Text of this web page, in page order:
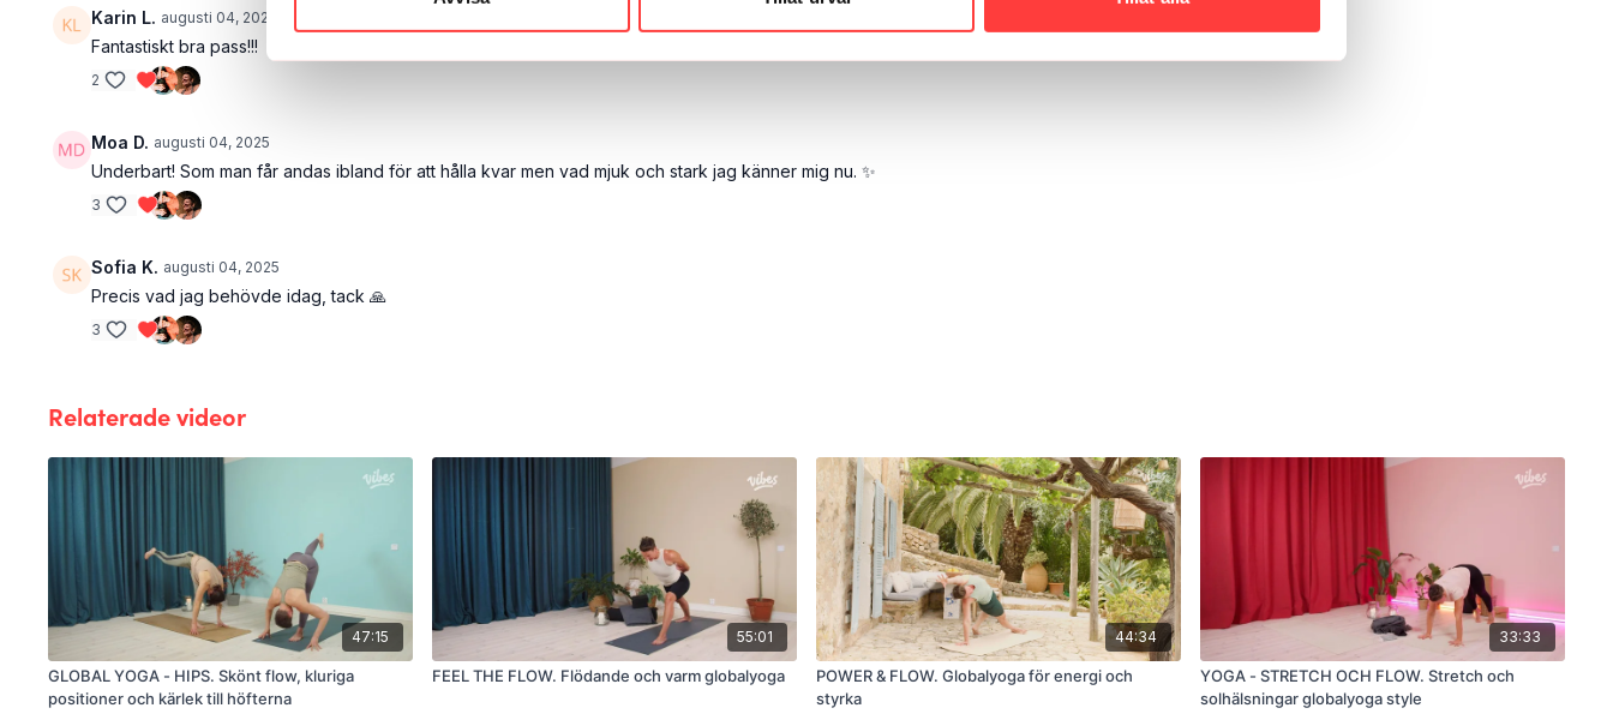
Karin L. augusti 04, 2025
Fantastiskt bra pass!!!
2
Moa D. augusti 04, 2025
Underbart! Som man får andas ibland för att hålla kvar men vad mjuk och stark jag känner mig nu. ✨
3
Sofia K. augusti 04, 2025
Precis vad jag behövde idag, tack 🙏
3
Relaterade videor
47:15
GLOBAL YOGA - HIPS. Skönt flow, kluriga
positioner och kärlek till höfterna
55:01
FEEL THE FLOW. Flödande och varm globalyoga
44:34
POWER & FLOW. Globalyoga för energi och
styrka
33:33
YOGA - STRETCH OCH FLOW. Stretch och
solhälsningar globalyoga style